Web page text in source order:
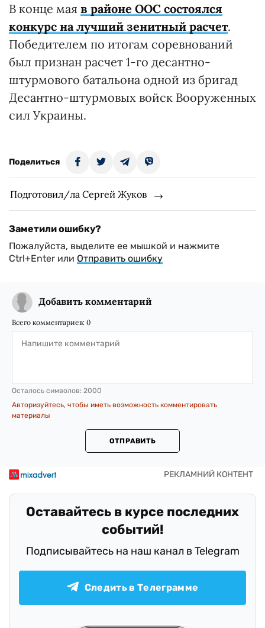
В конце мая в районе ООС состоялся
конкурс на лучший зенитный расчет.
Победителем по итогам соревнований
был признан расчет 1-го десантно-
штурмового батальона одной из бригад
Десантно-штурмовых войск Вооруженных
сил Украины.
Поделиться
Подготовил/ла Сергей Жуков
Заметили ошибку?
Пожалуйста, выделите ее мышкой и нажмите
Ctrl+Enter или Отправить ошибку
Добавить комментарий
Всего комментариев: 0
Осталось символов: 2000
Авторизуйтесь, чтобы иметь возможность комментировать
материалы
ОТПРАВИТЬ
Оставайтесь в курсе последних
событий!
Подписывайтесь на наш канал в Telegram
Следить в Телеграмме